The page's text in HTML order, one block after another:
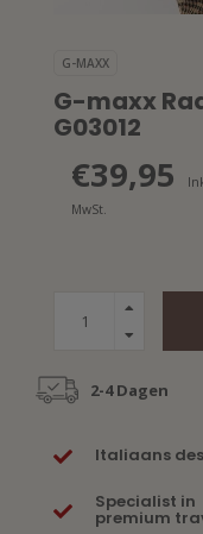
G-MAXX
G-maxx
G03012
€39,95
MwSt.
2-4 Dagen
Italiaans
Specialist in
premium